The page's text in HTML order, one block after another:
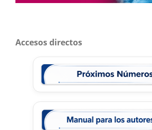
Accesos directos